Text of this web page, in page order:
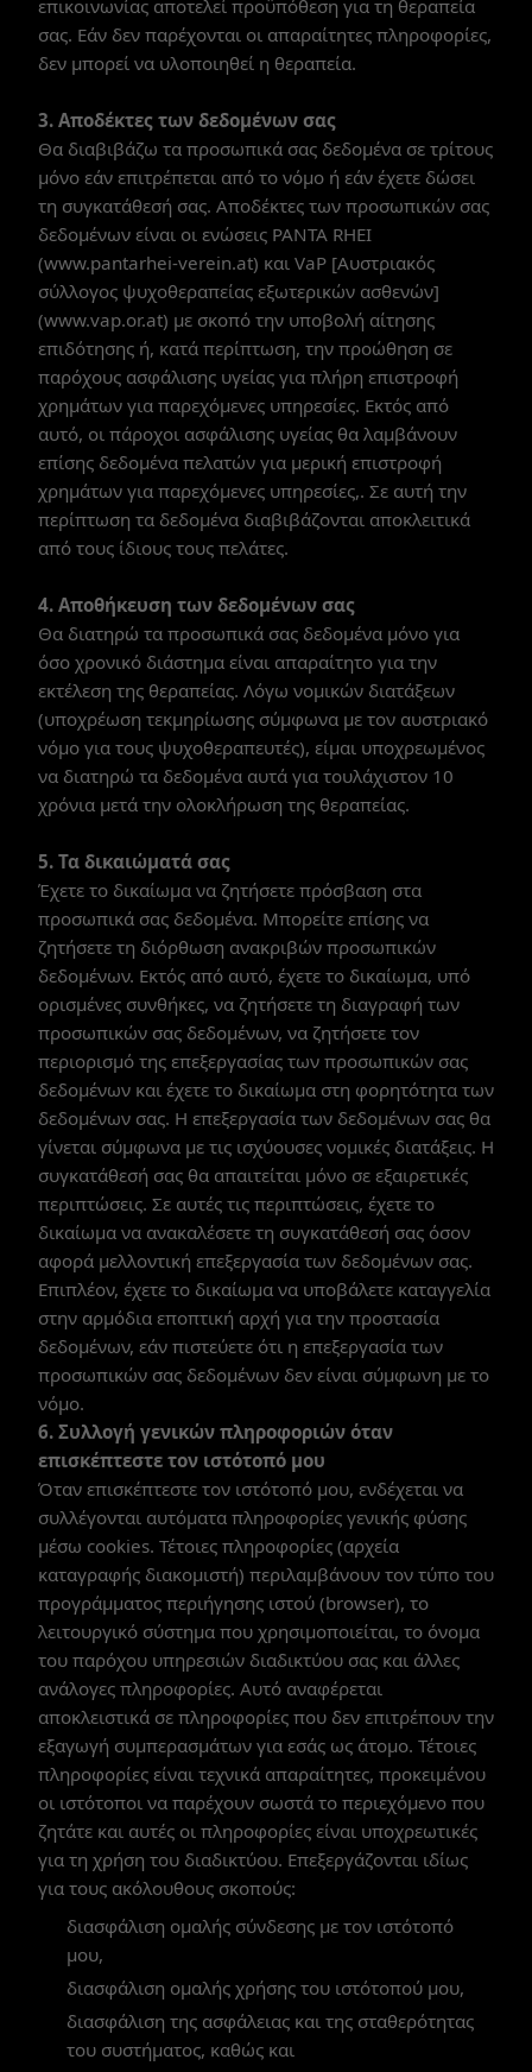
επικοινωνίας αποτελεί προϋπόθεση για τη θεραπεία
σας. Εάν δεν παρέχονται οι απαραίτητες πληροφορίες,
δεν μπορεί να υλοποιηθεί η θεραπεία.
3. Αποδέκτες των δεδομένων σας
Θα διαβιβάζω τα προσωπικά σας δεδομένα σε τρίτους
μόνο εάν επιτρέπεται από το νόμο ή εάν έχετε δώσει
τη συγκατάθεσή σας. Αποδέκτες των προσωπικών σας
δεδομένων είναι οι ενώσεις PANTA RHEI
(www.pantarhei-verein.at) και VaP [Αυστριακός
σύλλογος ψυχοθεραπείας εξωτερικών ασθενών]
(www.vap.or.at) με σκοπό την υποβολή αίτησης
επιδότησης ή, κατά περίπτωση, την προώθηση σε
παρόχους ασφάλισης υγείας για πλήρη επιστροφή
χρημάτων για παρεχόμενες υπηρεσίες. Εκτός από
αυτό, οι πάροχοι ασφάλισης υγείας θα λαμβάνουν
επίσης δεδομένα πελατών για μερική επιστροφή
χρημάτων για παρεχόμενες υπηρεσίες,. Σε αυτή την
περίπτωση τα δεδομένα διαβιβάζονται αποκλειτικά
από τους ίδιους τους πελάτες.
4. Αποθήκευση των δεδομένων σας
Θα διατηρώ τα προσωπικά σας δεδομένα μόνο για
όσο χρονικό διάστημα είναι απαραίτητο για την
εκτέλεση της θεραπείας. Λόγω νομικών διατάξεων
(υποχρέωση τεκμηρίωσης σύμφωνα με τον αυστριακό
νόμο για τους ψυχοθεραπευτές), είμαι υποχρεωμένος
να διατηρώ τα δεδομένα αυτά για τουλάχιστον 10
χρόνια μετά την ολοκλήρωση της θεραπείας.
5. Τα δικαιώματά σας
Έχετε το δικαίωμα να ζητήσετε πρόσβαση στα
προσωπικά σας δεδομένα. Μπορείτε επίσης να
ζητήσετε τη διόρθωση ανακριβών προσωπικών
δεδομένων. Εκτός από αυτό, έχετε το δικαίωμα, υπό
ορισμένες συνθήκες, να ζητήσετε τη διαγραφή των
προσωπικών σας δεδομένων, να ζητήσετε τον
περιορισμό της επεξεργασίας των προσωπικών σας
δεδομένων και έχετε το δικαίωμα στη φορητότητα των
δεδομένων σας. Η επεξεργασία των δεδομένων σας θα
γίνεται σύμφωνα με τις ισχύουσες νομικές διατάξεις. Η
συγκατάθεσή σας θα απαιτείται μόνο σε εξαιρετικές
περιπτώσεις. Σε αυτές τις περιπτώσεις, έχετε το
δικαίωμα να ανακαλέσετε τη συγκατάθεσή σας όσον
αφορά μελλοντική επεξεργασία των δεδομένων σας.
Επιπλέον, έχετε το δικαίωμα να υποβάλετε καταγγελία
στην αρμόδια εποπτική αρχή για την προστασία
δεδομένων, εάν πιστεύετε ότι η επεξεργασία των
προσωπικών σας δεδομένων δεν είναι σύμφωνη με το
νόμο.
6. Συλλογή γενικών πληροφοριών όταν
επισκέπτεστε τον ιστότοπό μου
Όταν επισκέπτεστε τον ιστότοπό μου, ενδέχεται να
συλλέγονται αυτόματα πληροφορίες γενικής φύσης
μέσω cookies. Τέτοιες πληροφορίες (αρχεία
καταγραφής διακομιστή) περιλαμβάνουν τον τύπο του
προγράμματος περιήγησης ιστού (browser), το
λειτουργικό σύστημα που χρησιμοποιείται, το όνομα
του παρόχου υπηρεσιών διαδικτύου σας και άλλες
ανάλογες πληροφορίες. Αυτό αναφέρεται
αποκλειστικά σε πληροφορίες που δεν επιτρέπουν την
εξαγωγή συμπερασμάτων για εσάς ως άτομο. Τέτοιες
πληροφορίες είναι τεχνικά απαραίτητες, προκειμένου
οι ιστότοποι να παρέχουν σωστά το περιεχόμενο που
ζητάτε και αυτές οι πληροφορίες είναι υποχρεωτικές
για τη χρήση του διαδικτύου. Επεξεργάζονται ιδίως
για τους ακόλουθους σκοπούς:
διασφάλιση ομαλής σύνδεσης με τον ιστότοπό
μου,
διασφάλιση ομαλής χρήσης του ιστότοπού μου,
διασφάλιση της ασφάλειας και της σταθερότητας
του συστήματος, καθώς και